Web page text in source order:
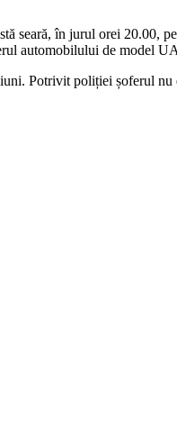
seară, în jurul orei 20.00,
automobilului de model
Potrivit poliției șoferul nu